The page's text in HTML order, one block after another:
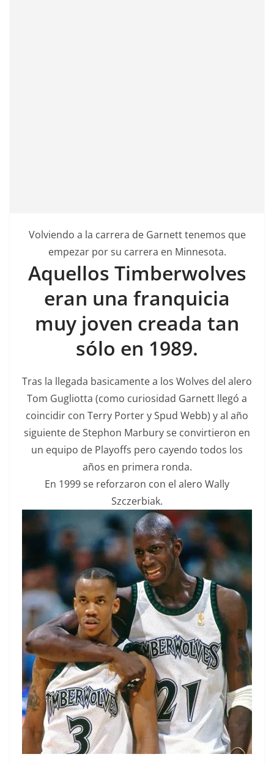
Volviendo a la carrera de Garnett tenemos que
empezar por su carrera en Minnesota.
Aquellos Timberwolves
eran una franquicia
muy joven creada tan
sólo en 1989.
Tras la llegada basicamente a los Wolves del alero
Tom Gugliotta (como curiosidad Garnett llegó a
coincidir con Terry Porter y Spud Webb) y al año
siguiente de Stephon Marbury se convirtieron en
un equipo de Playoffs pero cayendo todos los
años en primera ronda.
En 1999 se reforzaron con el alero Wally
Szczerbiak.